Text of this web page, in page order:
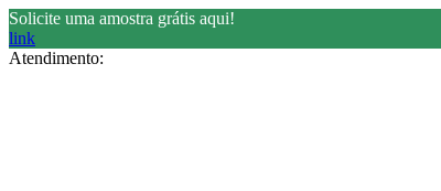
Solicite uma amostra grátis aqui!
link
Atendimento: